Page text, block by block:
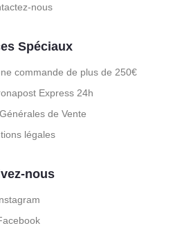
nous
Spéciaux
commande de plus de 250€
Express 24h
de Vente
légales
nous